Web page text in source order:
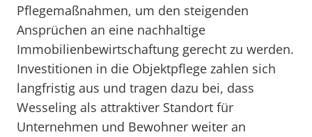
Pflegemaßnahmen, um den steigenden
Ansprüchen an eine nachhaltige
Immobilienbewirtschaftung gerecht zu werden.
Investitionen in die Objektpflege zahlen sich
langfristig aus und tragen dazu bei, dass
Wesseling als attraktiver Standort für
Unternehmen und Bewohner weiter an